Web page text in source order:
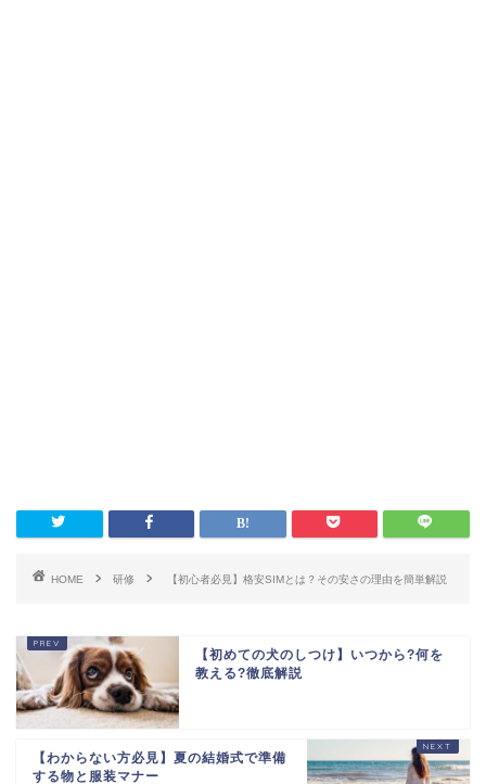
HOME 研修 【初心者必見】格安SIMとは？その安さの理由を簡単解説
【初めての犬のしつけ】いつから?何を
教える?徹底解説
【わからない方必見】夏の結婚式で準備
する物と服装マナー